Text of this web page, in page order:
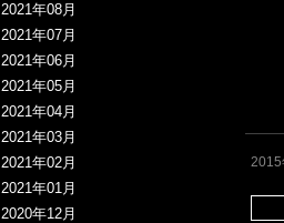
2021年08月
2021年07月
2021年06月
2021年05月
2021年04月
2021年03月
2021年02月
2021年01月
2020年12月
2015